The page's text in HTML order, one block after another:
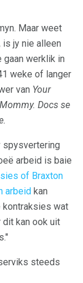
Maar weet
is jy nie alleen
gaan werklik in
weke of langer
van Your
Docs se
spysvertering
arbeid is baie
of Braxton
arbeid kan
kontraksies wat
dit kan ook uit
steeds